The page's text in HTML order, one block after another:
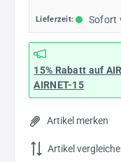
Lieferzeit: Sofort
15% Rabatt auf
AIRNET-15
Artikel merken
Artikel